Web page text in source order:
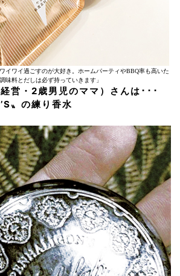
イワイ過ごすのが大好き。ホームパーティやBBQ率も高いた
味料とだしは必ず持っていきます」
営・2歳男児のママ）さんは･･･
〟の練り香水